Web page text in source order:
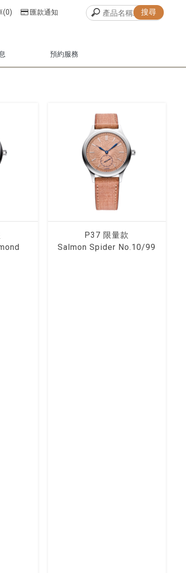
預約服務
(0) 匯款通知
P37 限量款
Salmon Spider No.10/99